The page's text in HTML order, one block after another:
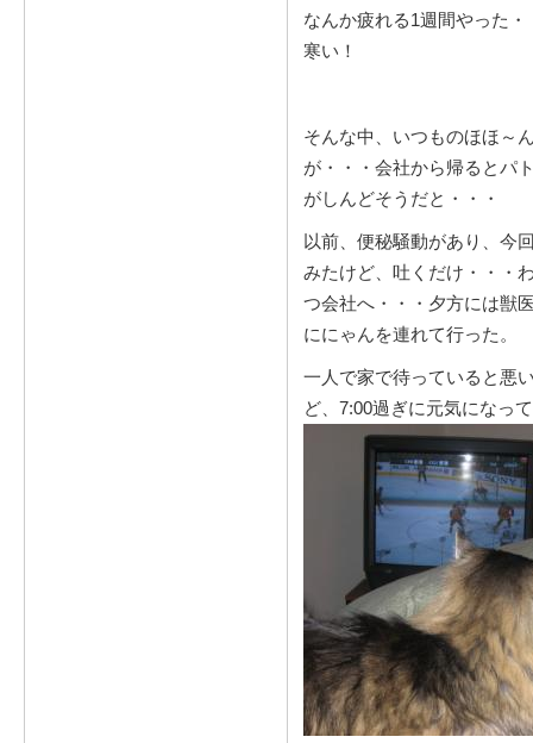
なんか疲れる1週間やった
寒い！
そんな中、いつものほほ～
が・・・会社から帰るとパ
がしんどそうだと・・・
以前、便秘騒動があり、今
みたけど、吐くだけ・・・
つ会社へ・・・夕方には獣
ににゃんを連れて行った。
一人で家で待っていると悪
ど、7:00過ぎに元気になっ